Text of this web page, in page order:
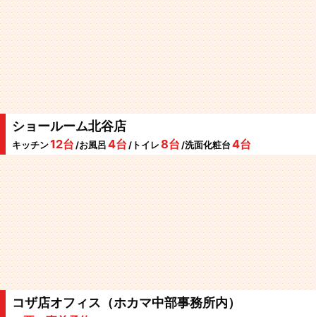
ショールーム北谷店
キッチン12台 /お風呂 4台 /トイレ 8台 /洗面化粧台 4台
コザ店オフィス（ホカマ中部事務所内）